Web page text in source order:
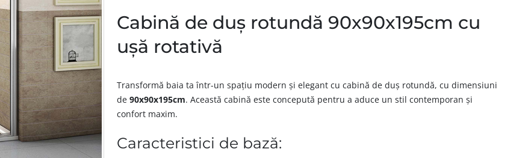
Cabină de duș rotundă 90x90x195cm cu
ușă rotativă
Transformă baia ta într-un spațiu modern și elegant cu cabină de duș rotundă, cu dimensiuni
de90x90x195cm. Această cabină este concepută pentru a aduce un stil contemporan și
confort maxim.
Caracteristici de bază: